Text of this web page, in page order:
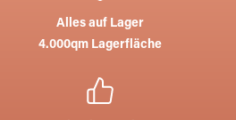
Alles auf Lager
4.000qm Lagerfläche